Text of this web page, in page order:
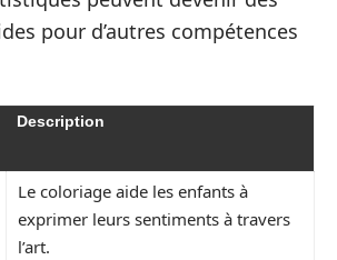
pour d’autres compétences
Description
Le coloriage aide les enfants à
exprimer leurs sentiments à travers
l’art.